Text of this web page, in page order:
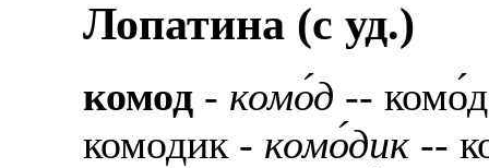
Лопатина (c уд.)
комод - комо́д --
комодик - комо́дик --